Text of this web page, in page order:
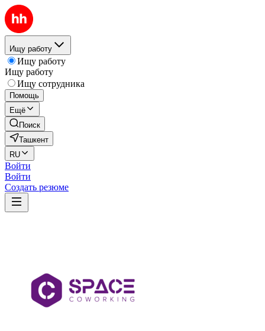
Ищу работу
Ищу работу
Ищу работу
Ищу сотрудника
Помощь
Ещё
Поиск
Ташкент
RU
Войти
Войти
Создать резюме